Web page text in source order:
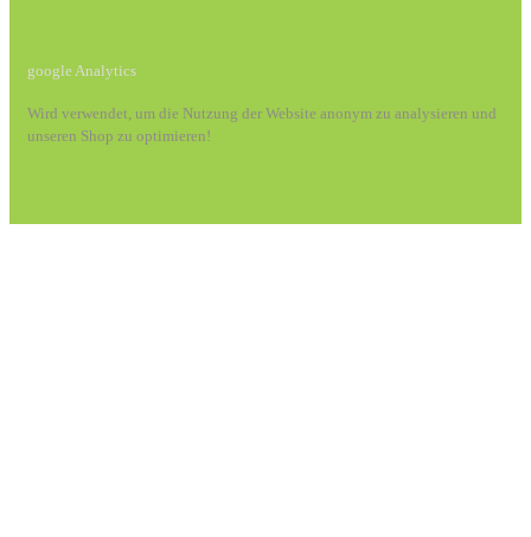
google Analytics
Wird verwendet, um die Nutzung der Website anonym zu analysieren und
unseren Shop zu optimieren!